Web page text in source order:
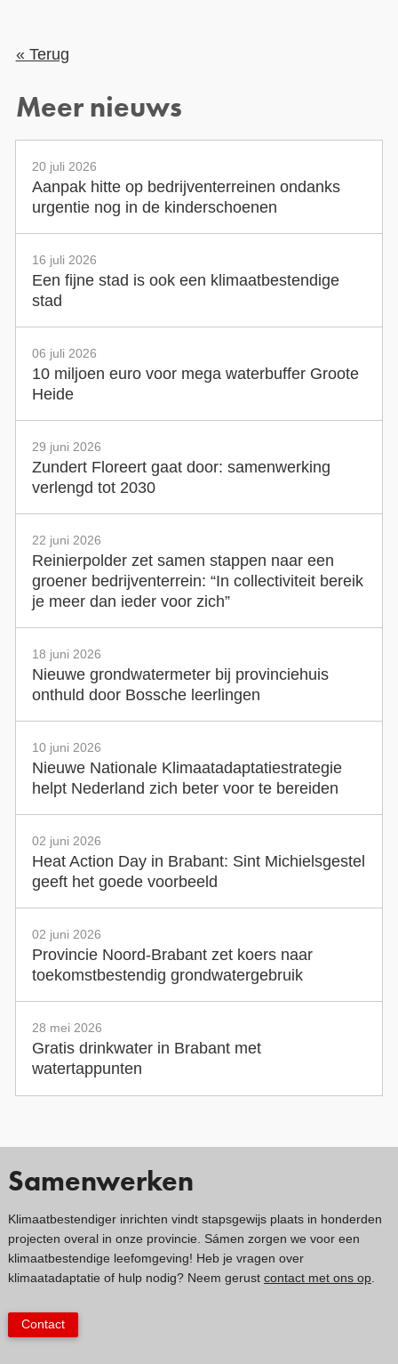
« Terug
Meer nieuws
20 juli 2026
Aanpak hitte op bedrijventerreinen ondanks
urgentie nog in de kinderschoenen
16 juli 2026
Een fijne stad is ook een klimaatbestendige
stad
06 juli 2026
10 miljoen euro voor mega waterbuffer Groote
Heide
29 juni 2026
Zundert Floreert gaat door: samenwerking
verlengd tot 2030
22 juni 2026
Reinierpolder zet samen stappen naar een
groener bedrijventerrein: “In collectiviteit bereik
je meer dan ieder voor zich”
18 juni 2026
Nieuwe grondwatermeter bij provinciehuis
onthuld door Bossche leerlingen
10 juni 2026
Nieuwe Nationale Klimaatadaptatiestrategie
helpt Nederland zich beter voor te bereiden
02 juni 2026
Heat Action Day in Brabant: Sint Michielsgestel
geeft het goede voorbeeld
02 juni 2026
Provincie Noord-Brabant zet koers naar
toekomstbestendig grondwatergebruik
28 mei 2026
Gratis drinkwater in Brabant met
watertappunten
Samenwerken
Klimaatbestendiger inrichten vindt stapsgewijs plaats in honderden
projecten overal in onze provincie. Sámen zorgen we voor een
klimaatbestendige leefomgeving! Heb je vragen over
klimaatadaptatie of hulp nodig? Neem gerust contact met ons op.
Contact